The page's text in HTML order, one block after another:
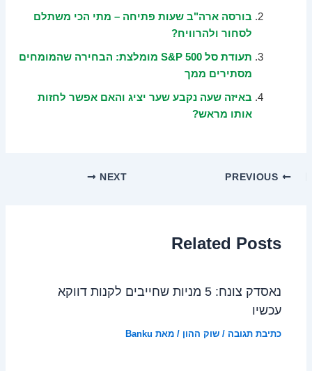
בורסה ארה"ב שעות פתיחה – מתי הכי משתלם
לסחור ולהרוויח?
תעודת סל S&P 500 מומלצת: הבחירה שהמומחים
מסתירים ממך
באיזה שעה נקבע שער יציג והאם אפשר לחזות
אותו מראש?
NEXT
Related Posts
נאסדק צונח: 5 מניות שחייבים לקנות דווקא
עכשיו
כתיבת תגובה /שוק ההון / מאת Banku